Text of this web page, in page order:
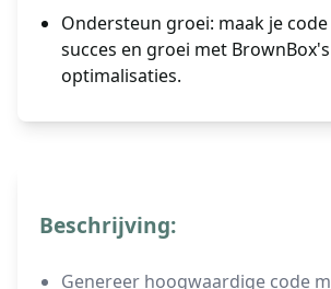
Ondersteun groei: maak je
succes en groei met
optimalisaties.
Beschrijving:
Genereer hoogwaardige code